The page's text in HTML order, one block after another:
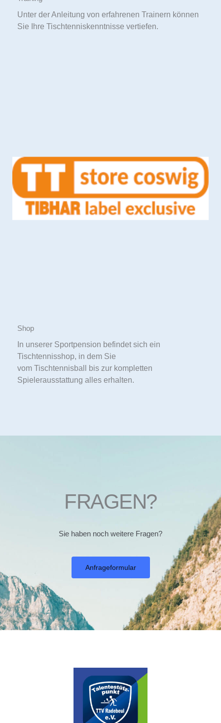
Unter der Anleitung von erfahrenen Trainern können
Sie Ihre Tischtenniskenntnisse vertiefen.
Shop
In unserer Sportpension befindet sich ein
Tischtennisshop, in dem Sie
vom Tischtennisball bis zur kompletten
Spielerausstattung alles erhalten.
FRAGEN?
Sie haben noch weitere Fragen?
Anfrageformular